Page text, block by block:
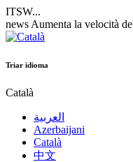
ITSW...
news Aumenta la velocità
Triar idioma
Català
العربية
Azerbaijani
Català
中文